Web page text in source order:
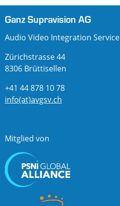
Ganz Supravision AG
Audio Video Integration Service
Zürichstrasse 44
8306 Brüttisellen
+41 44 878 10 78
info(at)avgsv.ch
Mitglied von